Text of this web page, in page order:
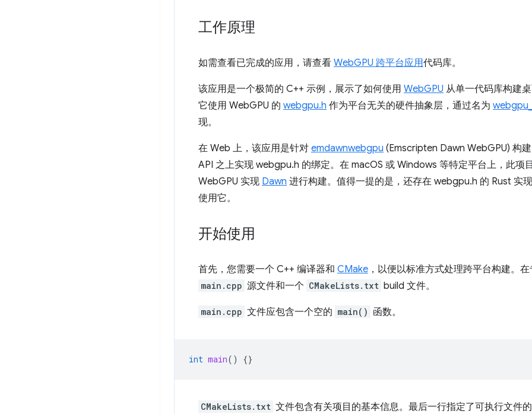
工作原理
如需查看已完成的应用，请查看 WebGPU 跨平台应用代码库。
该应用是一个极简的 C++ 示例，展示了如何使用 WebGPU 从单一代码库构建
它使用 WebGPU 的 webgpu.h 作为平台无关的硬件抽象层，通过名为
现。
在 Web 上，该应用是针对 emdawnwebgpu (Emscripten Dawn WebGPU) 构
API 之上实现 webgpu.h 的绑定。在 macOS 或 Windows 等特定平台上，此项
WebGPU 实现 Dawn 进行构建。值得一提的是，还存在 webgpu.h 的 Rust 实
使用它。
开始使用
首先，您需要一个 C++ 编译器和 CMake ，以便以标准方式处理跨平台构建。
main.cpp 源文件和一个 CMakeLists.txt build 文件。
main.cpp 文件应包含一个空的 main() 函数。
int main() {}
CMakeLists.txt 文件包含有关项目的基本信息。最后一行指定了可执行文件